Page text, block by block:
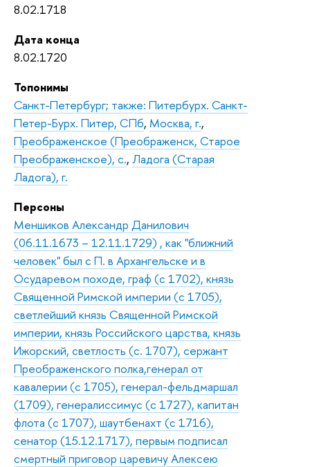
8.02.1718
Дата конца
8.02.1720
Топонимы
Санкт-Петербург; также: Питербурх. Санкт-
Петер-Бурх. Питер, СПб, Москва, г.,
Преображенское (Преображенск, Старое
Преображенское), с., Ладога (Старая
Ладога), г.
Персоны
Меншиков Александр Данилович
(06.11.1673 – 12.11.1729) , как "ближний
человек" был с П. в Архангельске и в
Осударевом походе, граф (с 1702), князь
Священной Римской империи (с 1705),
светлейший князь Священной Римской
империи, князь Российского царства, князь
Ижорский, светлость (с. 1707), сержант
Преображенского полка,генерал от
кавалерии (с 1705), генерал-фельдмаршал
(1709), генералиссимус (с 1727), капитан
флота (с 1707), шаутбенахт (с 1716),
сенатор (15.12.1717), первым подписал
смертный приговор царевичу Алексею